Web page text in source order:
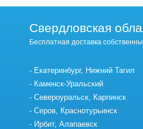
Свердловская
Бесплатная доставка
Екатеринбург, Нижний Тагил
Каменск-Уральский
Североуральск, Карпинск
Серов, Краснотурьинск
Ирбит, Алапаевск